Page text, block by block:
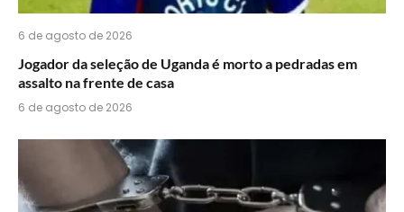
6 de agosto de 2026
Jogador da seleção de Uganda é morto a pedradas em
assalto na frente de casa
6 de agosto de 2026